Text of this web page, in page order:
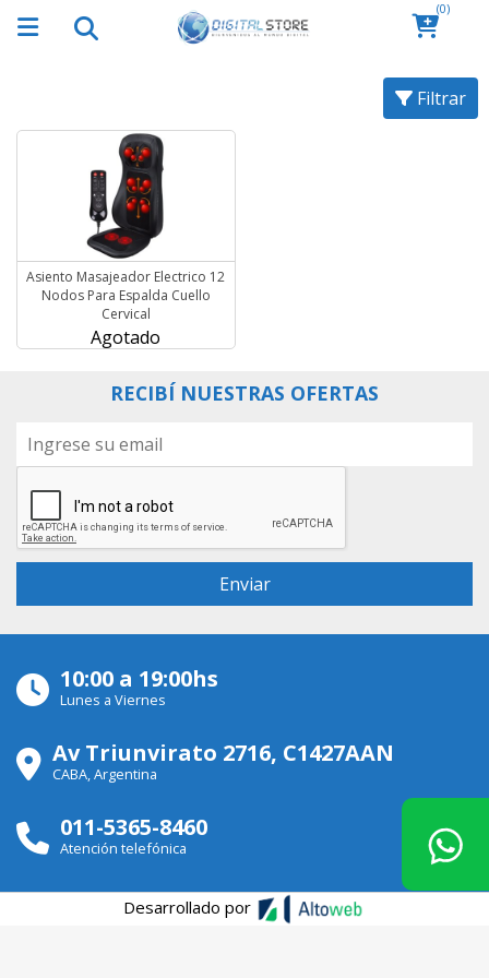
(0)
Filtrar
Asiento Masajeador Electrico 12
Nodos Para Espalda Cuello
Cervical
Agotado
RECIBÍ NUESTRAS OFERTAS
10:00 a 19:00hs
Lunes a Viernes
Av Triunvirato 2716, C1427AAN
CABA, Argentina
011-5365-8460
Atención telefónica
Desarrollado por